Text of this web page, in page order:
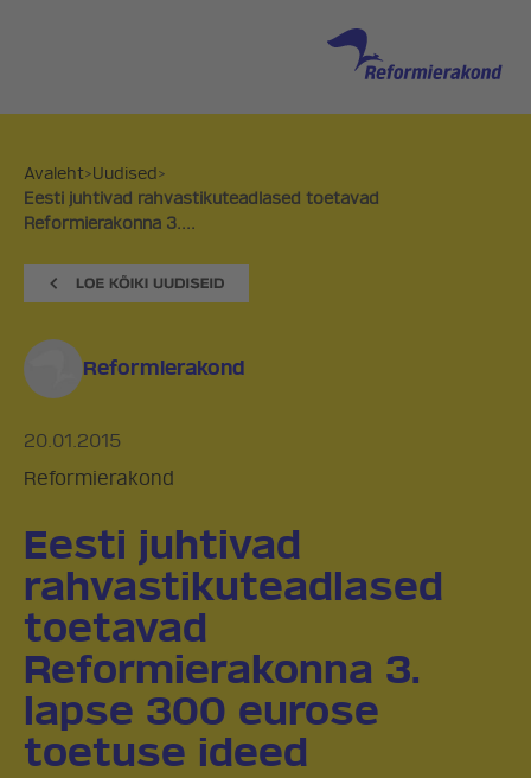
Avaleht>Uudised>
Eesti juhtivad rahvastikuteadlased toetavad
Reformierakonna 3....
Reformierakond
20.01.2015
Reformierakond
Eesti juhtivad
rahvastikuteadlased
toetavad
Reformierakonna 3.
lapse 300 eurose
toetuse ideed